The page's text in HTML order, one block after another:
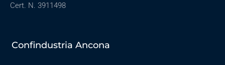
Cert. N. 3911498
Confindustria Ancona